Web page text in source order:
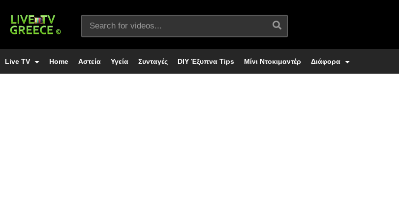
Live TV Home Αστεία Υγεία Συνταγές DIY Έξυπνα Tips Μίνι Ντοκιμαντέρ Διάφορα